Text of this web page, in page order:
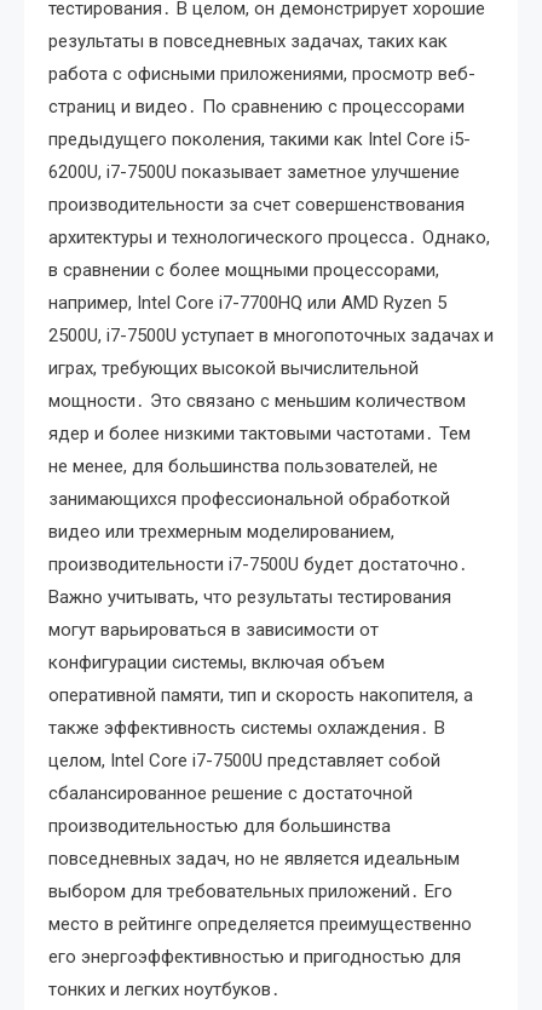
тестирования․ В целом, он демонстрирует хорошие
результаты в повседневных задачах, таких как
работа с офисными приложениями, просмотр веб-
страниц и видео․ По сравнению с процессорами
предыдущего поколения, такими как Intel Core i5-
6200U, i7-7500U показывает заметное улучшение
производительности за счет совершенствования
архитектуры и технологического процесса․ Однако,
в сравнении с более мощными процессорами,
например, Intel Core i7-7700HQ или AMD Ryzen 5
2500U, i7-7500U уступает в многопоточных задачах и
играх, требующих высокой вычислительной
мощности․ Это связано с меньшим количеством
ядер и более низкими тактовыми частотами․ Тем
не менее, для большинства пользователей, не
занимающихся профессиональной обработкой
видео или трехмерным моделированием,
производительности i7-7500U будет достаточно․
Важно учитывать, что результаты тестирования
могут варьироваться в зависимости от
конфигурации системы, включая объем
оперативной памяти, тип и скорость накопителя, а
также эффективность системы охлаждения․ В
целом, Intel Core i7-7500U представляет собой
сбалансированное решение с достаточной
производительностью для большинства
повседневных задач, но не является идеальным
выбором для требовательных приложений․ Его
место в рейтинге определяется преимущественно
его энергоэффективностью и пригодностью для
тонких и легких ноутбуков․